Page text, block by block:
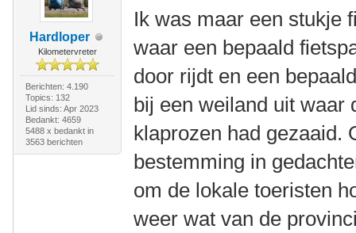
Hardloper
Kilometervreter
Berichten: 4.190
Topics: 132
Lid sinds: Apr 2023
Bedankt: 4659
5488 x bedankt in
3563 berichten
Ik was maar een stukje
waar een bepaald
door rijdt en een
bij een weiland uit waar
klaprozen had gezaaid.
bestemming in
om de lokale toeristen
weer wat van de